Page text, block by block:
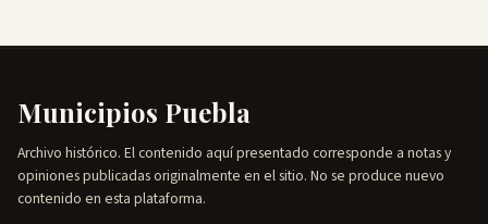
Municipios Puebla
Archivo histórico. El contenido aquí presentado corresponde a notas y
opiniones publicadas originalmente en el sitio. No se produce nuevo
contenido en esta plataforma.